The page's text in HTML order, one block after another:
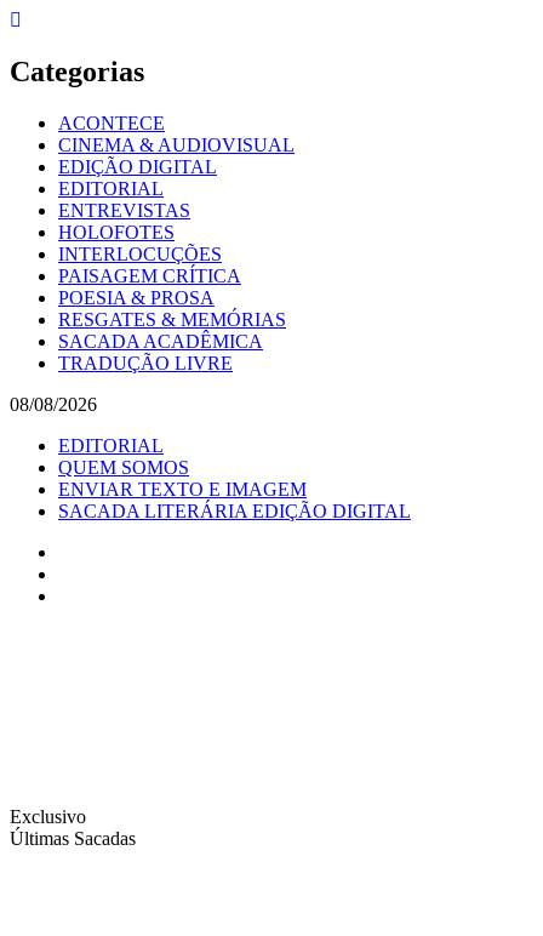
Skip
content
Categorias
ACONTECE
CINEMA & AUDIOVISUAL
EDIÇÃO DIGITAL
EDITORIAL
ENTREVISTAS
HOLOFOTES
INTERLOCUÇÕES
PAISAGEM CRÍTICA
POESIA & PROSA
RESGATES & MEMÓRIAS
SACADA ACADÊMICA
TRADUÇÃO LIVRE
08/08/2026
EDITORIAL
QUEM SOMOS
ENVIAR TEXTO E IMAGEM
SACADA LITERÁRIA EDIÇÃO DIGITAL
Exclusivo
Últimas Sacadas